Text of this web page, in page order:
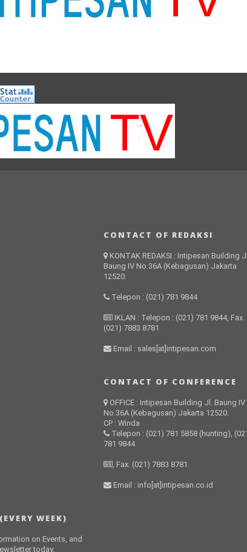
CONTACT OF REDAKSI
KONTAK REDAKSI : Intipesan Building
Baung IV No.36A (Kebagusan) Jakarta
12520.
Telepon : (021) 781 9844
IKLAN : Telepon : (021) 781 9844, Fax.
(021) 7883 8781
Email : sales[at]intipesan.com
CONTACT OF CONFERENCE
OFFICE : Intipesan Building Jl. Baung IV
No.36A (Kebagusan) Jakarta 12520.
CP : Winda
Telepon : (021) 781 5858 (hunting),
781 9844
, Fax. (021) 7883 8781
Email : info[at]intipesan.co.id
WEEK)
on Events, and
today.